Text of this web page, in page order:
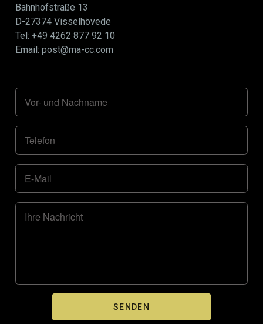
Bahnhofstraße 13
D-27374 Visselhövede
Tel: +49 4262 877 92 10
Email: post@ma-cc.com
Vor- und Nachname
Telefon
E-Mail
Ihre Nachricht